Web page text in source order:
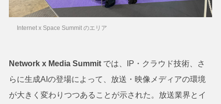
Internet x Space Summit のエリア
Network x Media Summit では、IP・クラウド技術、さ
らに生成AIの登場によって、放送・映像メディアの環境
が大きく変わりつつあることが示された。放送業界とイ